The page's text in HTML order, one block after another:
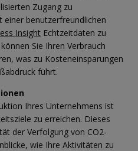
Zugang zu
benutzerfreundlichen
Insight Echtzeitdaten zu
Sie Ihren Verbrauch
was zu Kosteneinsparungen
führt.
Ihres Unternehmens ist
zu erreichen. Dieses
der Verfolgung von CO2-
wie Ihre Aktivitäten zu